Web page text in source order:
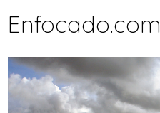
Enfocado.com